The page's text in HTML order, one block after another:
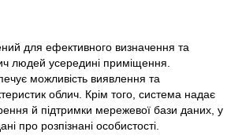
для ефективного визначення та
людей усередині приміщення.
можливість виявлення та
облич. Крім того, система надає
й підтримки мережевої бази даних, у
про розпізнані особистості.